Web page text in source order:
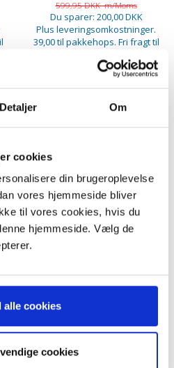
Detaljer Om
cookies
din brugeroplevelse
vores hjemmeside bliver
til vores cookies, hvis du
hjemmeside. Vælg de
alle cookies
cookies
599,95 DKKm/Moms
Du sparer: 200,00 DKK
Plus leveringsomkostninger.
39,00 til pakkehops. Fri fragt til
På lager
LÆG I KURV
Glattejern. Ion Pro Shine.